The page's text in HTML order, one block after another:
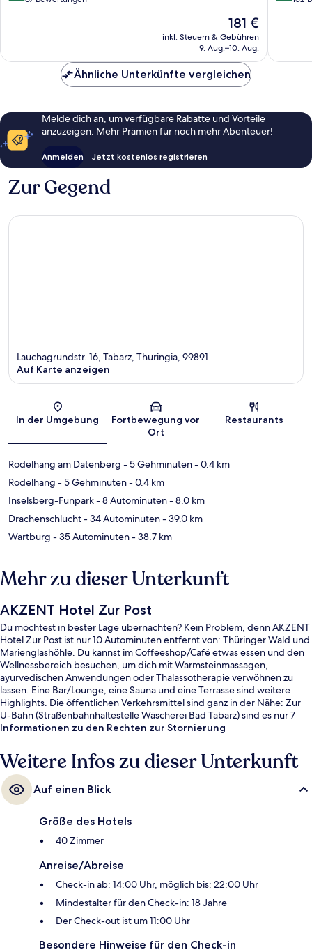
Bewertungen
Der
Preis
beträgt
181 €
inkl. Steuern & Gebühren
9. Aug.–10. Aug.
Ähnliche Unterkünfte vergleichen
Melde dich an, um verfügbare Rabatte und Vorteile
anzuzeigen. Mehr Prämien für noch mehr Abenteuer!
Anmelden Jetzt kostenlos registrieren
Zur Gegend
Karte
Lauchagrundstr. 16, Tabarz, Thuringia, 99891
Auf Karte anzeigen
In der Umgebung
Fortbewegung vor
Ort
Restaurants
Rodelhang am Datenberg - 5 Gehminuten- 0.4 km
Rodelhang - 5 Gehminuten- 0.4 km
Inselsberg-Funpark- 8 Autominuten- 8.0 km
Drachenschlucht- 34 Autominuten- 39.0 km
Wartburg - 35 Autominuten- 38.7 km
Mehr zu dieser Unterkunft
AKZENT Hotel Zur Post
Du möchtest in bester Lage übernachten? Kein Problem, denn AKZENT
Hotel Zur Post ist nur 10 Autominuten entfernt von: Thüringer Wald und
Marienglashöhle. Du kannst im Coffeeshop/Café etwas essen und den
Wellnessbereich besuchen, um dich mit Warmsteinmassagen,
ayurvedischen Anwendungen oder Thalassotherapie verwöhnen zu
lassen. Eine Bar/Lounge, eine Sauna und eine Terrasse sind weitere
Highlights. Die öffentlichen Verkehrsmittel sind ganz in der Nähe: Zur
U-Bahn (Straßenbahnhaltestelle Wäscherei Bad Tabarz) sind es nur 7
Gehminuten.
Informationen zu den Rechten zur Stornierung
Weitere Infos zu dieser Unterkunft
Auf einen Blick
Größe des Hotels
40 Zimmer
Anreise/Abreise
Check-in ab: 14:00 Uhr, möglich bis: 22:00 Uhr
Mindestalter für den Check-in: 18 Jahre
Der Check-out ist um 11:00 Uhr
Besondere Hinweise für den Check-in